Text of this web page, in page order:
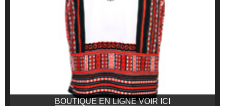
BOUTIQUE EN LIGNE VOIR ICI